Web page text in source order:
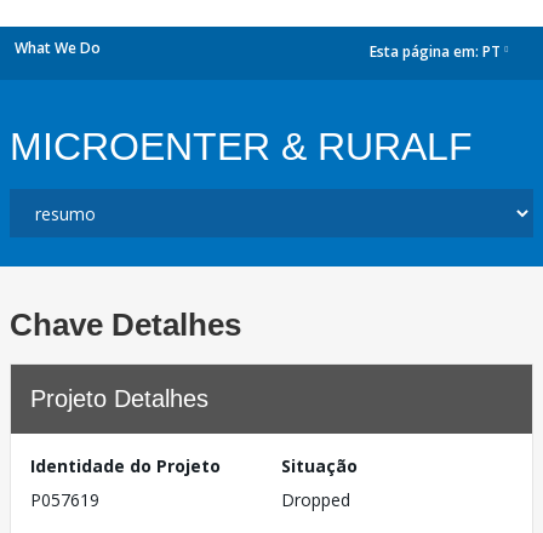
What We Do Esta página em: PT
MICROENTER & RURALF
Chave Detalhes
Projeto Detalhes
Identidade do Projeto
P057619
Situação
Dropped